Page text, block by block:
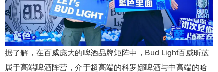
据了解，在百威庞大的啤酒品牌矩阵中，Bud Light百威昕蓝
属于高端啤酒阵营，介于超高端的科罗娜啤酒与中高端的哈